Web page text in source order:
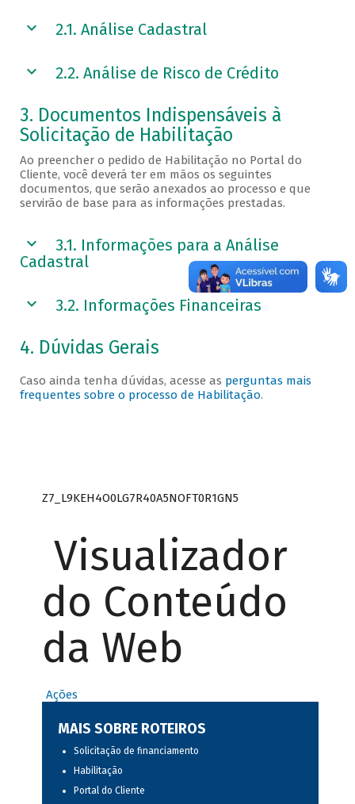
2.1. Análise Cadastral
2.2. Análise de Risco de Crédito
3. Documentos Indispensáveis à
Solicitação de Habilitação
Ao preencher o pedido de Habilitação no Portal do
Cliente, você deverá ter em mãos os seguintes
documentos, que serão anexados ao processo e que
servirão de base para as informações prestadas.
3.1. Informações para a Análise
Cadastral
3.2. Informações Financeiras
4. Dúvidas Gerais
Caso ainda tenha dúvidas, acesse as perguntas mais
frequentes sobre o processo de Habilitação.
Z7_L9KEH4O0LG7R40A5NOFT0R1GN5
Visualizador
do Conteúdo
da Web
Ações
MAIS SOBRE ROTEIROS
Solicitação de financiamento
Habilitação
Portal do Cliente